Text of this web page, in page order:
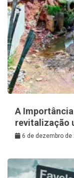
A
revitalização
6 de dezembro de